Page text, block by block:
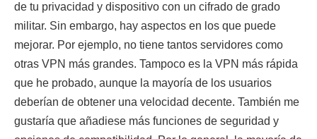
de tu privacidad y dispositivo con un cifrado de grado
militar. Sin embargo, hay aspectos en los que puede
mejorar. Por ejemplo, no tiene tantos servidores como
otras VPN más grandes. Tampoco es la VPN más rápida
que he probado, aunque la mayoría de los usuarios
deberían de obtener una velocidad decente. También me
gustaría que añadiese más funciones de seguridad y